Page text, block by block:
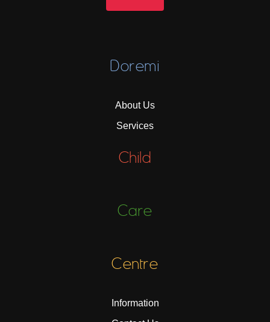
Doremi
About Us
Services
Child
Care
Centre
Information